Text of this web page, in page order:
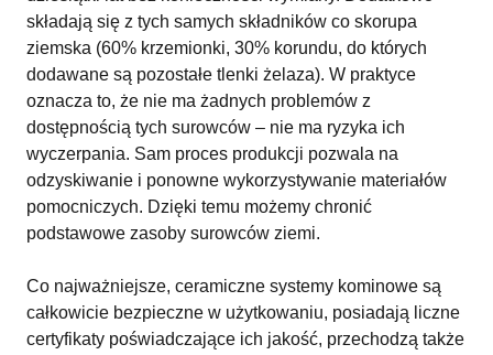
składają się z tych samych składników co skorupa
ziemska (60% krzemionki, 30% korundu, do których
dodawane są pozostałe tlenki żelaza). W praktyce
oznacza to, że nie ma żadnych problemów z
dostępnością tych surowców – nie ma ryzyka ich
wyczerpania. Sam proces produkcji pozwala na
odzyskiwanie i ponowne wykorzystywanie materiałów
pomocniczych. Dzięki temu możemy chronić
podstawowe zasoby surowców ziemi.
Co najważniejsze, ceramiczne systemy kominowe są
całkowicie bezpieczne w użytkowaniu, posiadają liczne
certyfikaty poświadczające ich jakość, przechodzą także